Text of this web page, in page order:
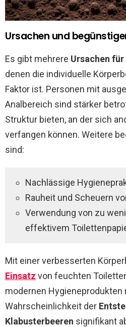
Ursachen und
Es gibt mehrere Ursachen
denen die individuelle
Faktor ist. Personen mit
Analbereich sind stärker
Struktur bieten, an der sich
verfangen können. Weitere
sind:
Nachlässige
Rauheit und Scheuern
Verwendung von zu
effektivem
Mit einer verbesserten
Einsatz von feuchten
modernen Hygieneprodukten
Wahrscheinlichkeit der
Klabusterbeeren signifikant